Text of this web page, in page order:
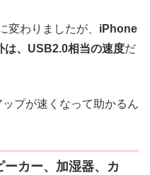
変わりましたが、 iPhone
、USB2.0相当の速度だ
プが速くなって助かるん
カー、加湿器、カ